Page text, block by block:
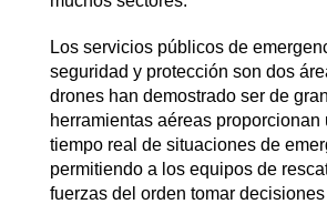
Los servicios públicos de
seguridad y protección son dos
drones han demostrado ser de
herramientas aéreas proporcionan
tiempo real de situaciones de
permitiendo a los equipos de
fuerzas del orden tomar